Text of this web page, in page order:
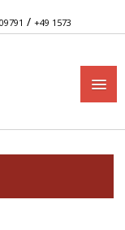
/ +49 1573